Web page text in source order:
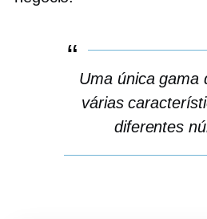
Uma única gama
várias
diferentes